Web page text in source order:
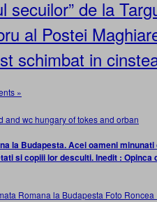
secuilor” de la
al Postei
schimbat in
»
la Budapesta. Acei oameni
si copiii lor desculti. Inedit : Opinca